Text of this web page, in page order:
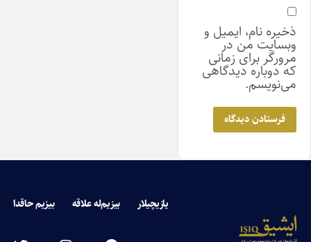
ذخیره نام، ایمیل و
وبسایت من در
مرورگر برای زمانی
که دوباره دیدگاهی
می‌نویسم.
یازیچیلار بیزیم‌له علاقه بیزیم حاقدا